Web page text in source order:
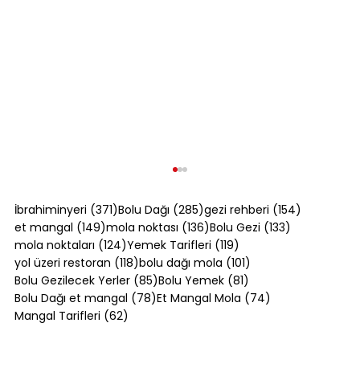
İbrahiminyeri (371)371 yazı
Bolu Dağı (285)285 yazı
gezi rehberi (154)
et mangal (149)149 yazı
mola noktası (136)136 yazı
Bolu Gezi (133)
mola noktaları (124)124 yazı
Yemek Tarifleri (119)
yol üzeri restoran (118)118 yazı
bolu dağı mola (101)
Bolu Gezilecek Yerler (85)85 yazı
Bolu Yemek (81)
Bolu Dağı et mangal (78)78 yazı
Et Mangal Mola (74)
Mangal Tarifleri (62)